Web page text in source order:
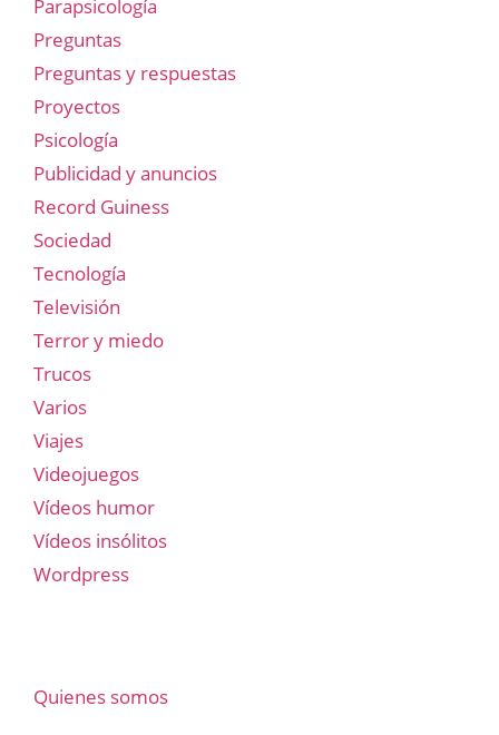
Parapsicología
Preguntas
Preguntas y respuestas
Proyectos
Psicología
Publicidad y anuncios
Record Guiness
Sociedad
Tecnología
Televisión
Terror y miedo
Trucos
Varios
Viajes
Videojuegos
Vídeos humor
Vídeos insólitos
Wordpress
Quienes somos